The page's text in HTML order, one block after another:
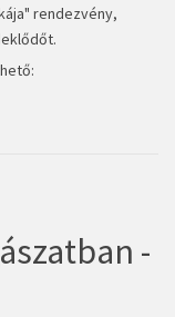
rendezvény,
-